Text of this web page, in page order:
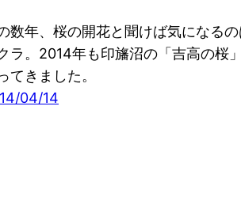
数年、桜の開花と聞けば気になる
ラ。2014年も印旛沼の「吉高の桜
てきました。
04/14